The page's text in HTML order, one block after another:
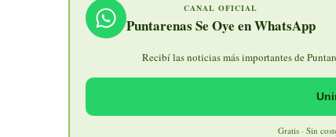
CANAL OFICIAL
Puntarenas Se Oye en WhatsApp
Recibí las noticias más importantes de
Gratis · Sin